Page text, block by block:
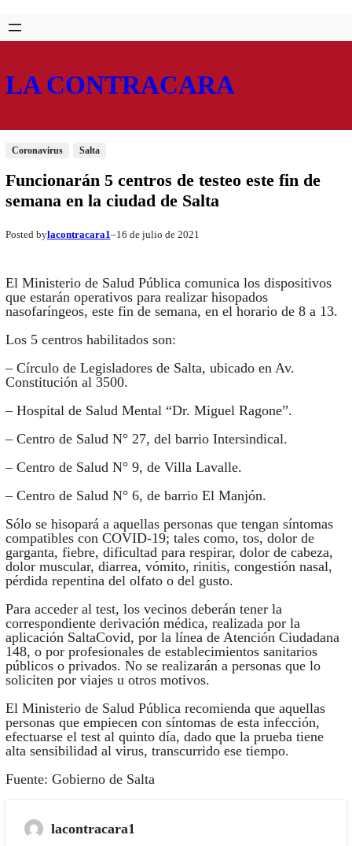
Saltar
al
Skip
to
LA CONTRACARA
Coronavirus Salta
Funcionarán 5 centros de testeo este fin de
semana en la ciudad de Salta
Posted bylacontracara1–16 de julio de 2021
El Ministerio de Salud Pública comunica los dispositivos
que estarán operativos para realizar hisopados
nasofaríngeos, este fin de semana, en el horario de 8 a 13.
Los 5 centros habilitados son:
– Círculo de Legisladores de Salta, ubicado en Av.
Constitución al 3500.
– Hospital de Salud Mental “Dr. Miguel Ragone”.
– Centro de Salud N° 27, del barrio Intersindical.
– Centro de Salud N° 9, de Villa Lavalle.
– Centro de Salud N° 6, de barrio El Manjón.
Sólo se hisopará a aquellas personas que tengan síntomas
compatibles con COVID-19; tales como, tos, dolor de
garganta, fiebre, dificultad para respirar, dolor de cabeza,
dolor muscular, diarrea, vómito, rinitis, congestión nasal,
pérdida repentina del olfato o del gusto.
Para acceder al test, los vecinos deberán tener la
correspondiente derivación médica, realizada por la
aplicación SaltaCovid, por la línea de Atención Ciudadana
148, o por profesionales de establecimientos sanitarios
públicos o privados. No se realizarán a personas que lo
soliciten por viajes u otros motivos.
El Ministerio de Salud Pública recomienda que aquellas
personas que empiecen con síntomas de esta infección,
efectuarse el test al quinto día, dado que la prueba tiene
alta sensibilidad al virus, transcurrido ese tiempo.
Fuente: Gobierno de Salta
lacontracara1